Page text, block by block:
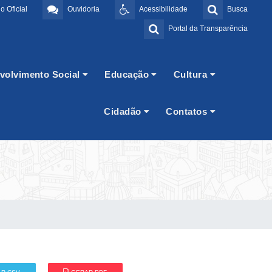
Busca
Acessibilidade
Ouvidoria
Oficial
Portal da Transparência
Social Educação Cultura
Cidadão Contatos